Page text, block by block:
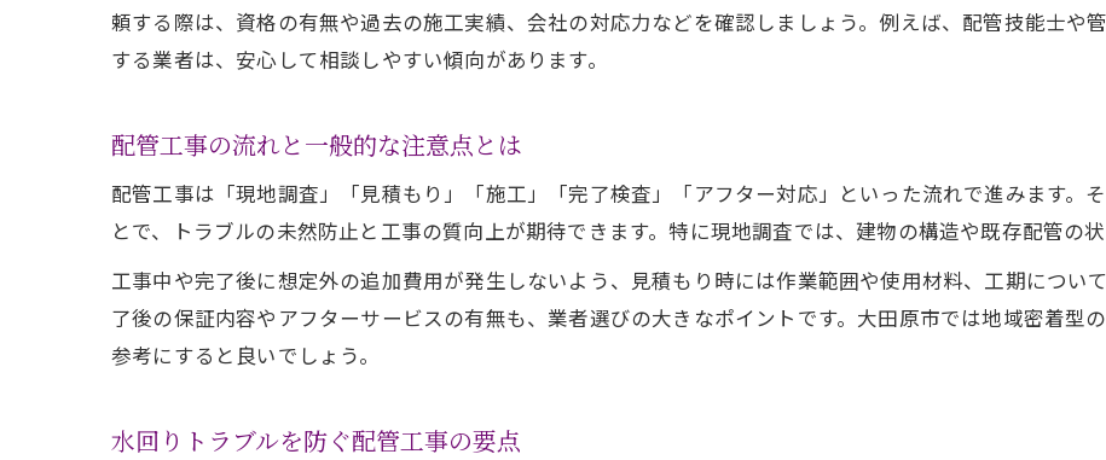
頼する際は、資格の有無や過去の施工実績、会社の対応力などを確認しましょう。例えば、配管技能士や
する業者は、安心して相談しやすい傾向があります。
配管工事の流れと一般的な注意点とは
配管工事は「現地調査」「見積もり」「施工」「完了検査」「アフター対応」といった流れで進みます。
とで、トラブルの未然防止と工事の質向上が期待できます。特に現地調査では、建物の構造や既存配管の
工事中や完了後に想定外の追加費用が発生しないよう、見積もり時には作業範囲や使用材料、工期につい
了後の保証内容やアフターサービスの有無も、業者選びの大きなポイントです。大田原市では地域密着型
参考にすると良いでしょう。
水回りトラブルを防ぐ配管工事の要点